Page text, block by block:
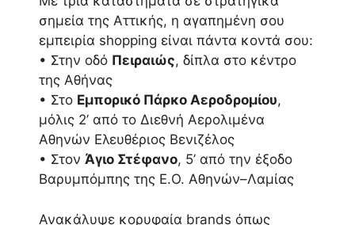
σημεία της Αττικής, η αγαπημένη σου
εμπειρία shopping είναι πάντα κοντά σου:
• Στην οδό Πειραιώς, δίπλα στο κέντρο
της Αθήνας
• Στο Εμπορικό Πάρκο Αεροδρομίου,
μόλις 2’ από το Διεθνή Αερολιμένα
Αθηνών Ελευθέριος Βενιζέλος
• Στον Άγιο Στέφανο, 5’ από την έξοδο
Βαρυμπόμπης της Ε.Ο. Αθηνών–Λαμίας
Ανακάλυψε κορυφαία brands όπως